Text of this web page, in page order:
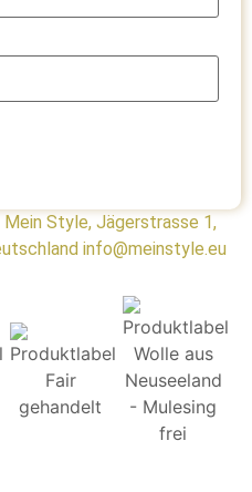
Mein Style, Jägerstrasse 1,
info@meinstyle.eu